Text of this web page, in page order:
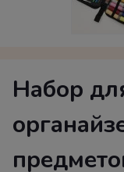
Набор